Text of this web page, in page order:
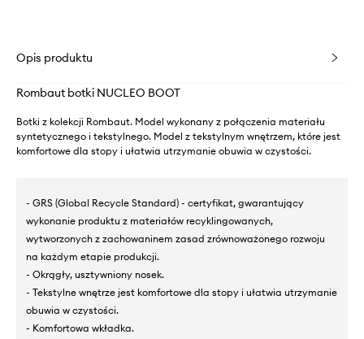
Opis produktu
Rombaut botki NUCLEO BOOT
Botki z kolekcji Rombaut. Model wykonany z połączenia materiału
syntetycznego i tekstylnego. Model z tekstylnym wnętrzem, które jest
komfortowe dla stopy i ułatwia utrzymanie obuwia w czystości.
- GRS (Global Recycle Standard) - certyfikat, gwarantujący
wykonanie produktu z materiałów recyklingowanych,
wytworzonych z zachowaninem zasad zrównoważonego rozwoju
na każdym etapie produkcji.
- Okrągły, usztywniony nosek.
- Tekstylne wnętrze jest komfortowe dla stopy i ułatwia utrzymanie
obuwia w czystości.
- Komfortowa wkładka.